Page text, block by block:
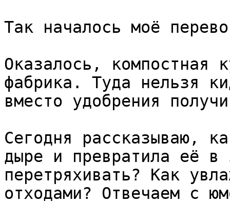
Так началось моё
Оказалось, компостная
фабрика. Туда нельзя
вместо удобрения
Сегодня рассказываю,
дыре и превратила её в
перетряхивать? Как
отходами? Отвечаем с